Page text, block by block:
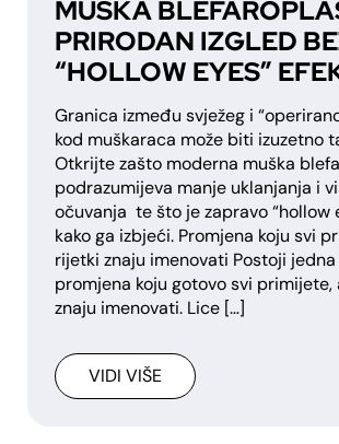
MUŠKA
PRIRODAN IZGLED
“HOLLOW EYES”
Granica između svježeg i
kod muškaraca može biti izuzetno
Otkrijte zašto moderna muška
podrazumijeva manje uklanjanja i
očuvanja te što je zapravo “hollow
kako ga izbjeći. Promjena koju svi
rijetki znaju imenovati Postoji
promjena koju gotovo svi primijete,
znaju imenovati. Lice […]
VIDI VIŠE